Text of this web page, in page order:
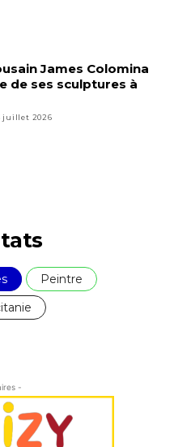
James Colomina
de ses sculptures à
juillet 2026
Peintre
-